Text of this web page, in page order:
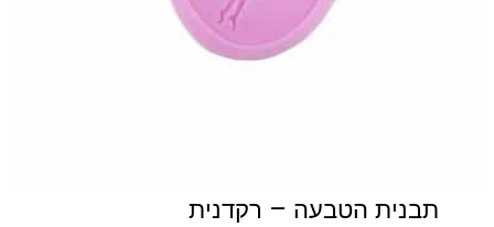
תבנית הטבעה – רקדנית